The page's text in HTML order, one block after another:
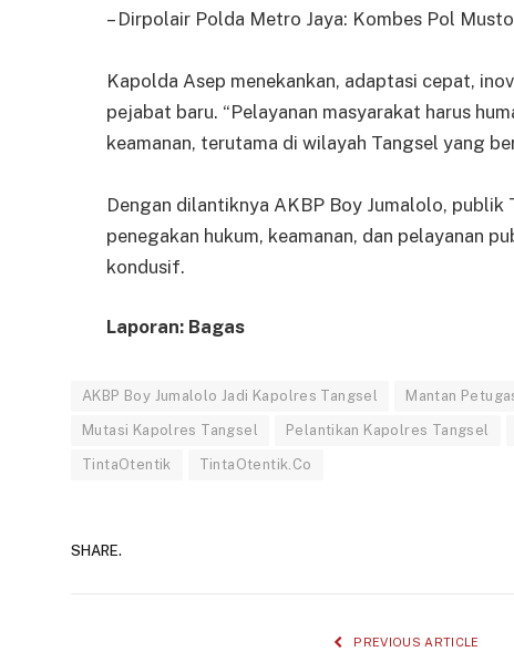
– Dirpolair Polda Metro Jaya: Kombes Pol
Kapolda Asep menekankan, adaptasi cepat,
pejabat baru. “Pelayanan masyarakat harus
keamanan, terutama di wilayah Tangsel yang
Dengan dilantiknya AKBP Boy Jumalolo,
penegakan hukum, keamanan, dan pelayanan
kondusif.
Laporan: Bagas
AKBP Boy Jumalolo Jadi Kapolres Tangsel Mantan
Mutasi Kapolres Tangsel Pelantikan Kapolres Tangsel
TintaOtentik TintaOtentik.Co
SHARE.
PREVIOUS ARTICLE